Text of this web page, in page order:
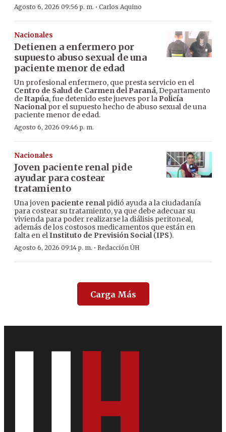
Agosto 6, 2026 09:56 p. m. · Carlos Aquino
Nacionales
Detienen a enfermero por
supuesto abuso sexual de una
paciente menor de edad
Un profesional enfermero, que presta servicio en el
Centro de Salud de Carmen del Paraná, Departamento
deItapúa, fue detenido este jueves por la Policía
Nacionalpor el supuesto hecho de abuso sexual de una
paciente menor de edad.
Agosto 6, 2026 09:46 p. m.
Nacionales
Joven paciente renal pide
ayudar para costear
tratamiento
Una joven paciente renalpidió ayuda a la ciudadanía
para costear su tratamiento, ya que debe adecuar su
vivienda para poder realizarse la diálisis peritoneal,
además de los costosos medicamentos que están en
falta en elInstituto de Previsión Social(IPS).
Agosto 6, 2026 09:14 p. m. · Redacción ÚH
Carga Más